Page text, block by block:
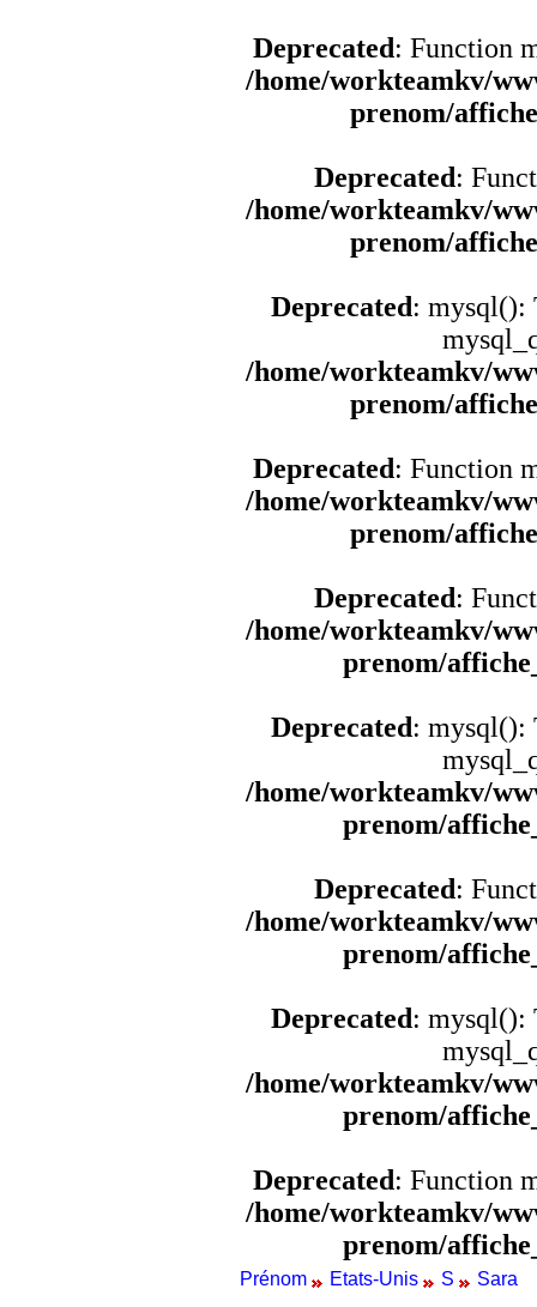
Deprecated: Function
/home/workteamkv/
prenom/
Deprecated:
/home/workteamkv/
prenom/
Deprecated: mysql():
/home/workteamkv/
prenom/
Deprecated: Function
/home/workteamkv/
prenom/
Deprecated:
/home/workteamkv/
prenom/
Deprecated: mysql():
/home/workteamkv/
prenom/
Deprecated:
/home/workteamkv/
prenom/
Deprecated: mysql():
/home/workteamkv/
prenom/
Deprecated: Function
/home/workteamkv/
prenom/
Prénom Etats-Unis S Sara